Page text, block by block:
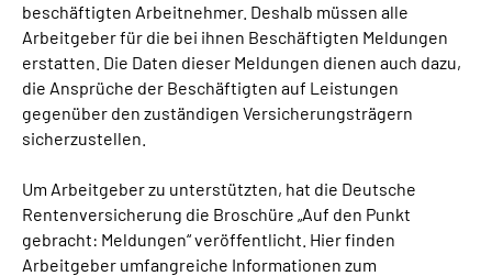
Suche
Language
Inhalte in Gebärdensprache (DGS)
Leichte Sprache
beschäftigten Arbeitnehmer. Deshalb müssen alle
Arbeitgeber für die bei ihnen Beschäftigten Meldungen
erstatten. Die Daten dieser Meldungen dienen auch dazu,
die Ansprüche der Beschäftigten auf Leistungen
gegenüber den zuständigen Versicherungsträgern
sicherzustellen.
Um Arbeitgeber zu unterstützten, hat die Deutsche
Rentenversicherung die Broschüre „Auf den Punkt
gebracht: Meldungen“ veröffentlicht. Hier finden
Arbeitgeber umfangreiche Informationen zum